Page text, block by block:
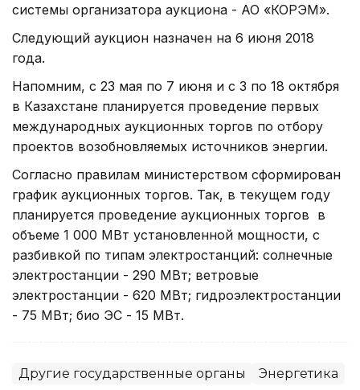
системы организатора аукциона - АО «КОРЭМ».
Следующий аукцион назначен на 6 июня 2018
года.
Напомним, с 23 мая по 7 июня и с 3 по 18 октября
в Казахстане планируется проведение первых
международных аукционных торгов по отбору
проектов возобновляемых источников энергии.
Согласно правилам министерством сформирован
график аукционных торгов. Так, в текущем году
планируется проведение аукционных торгов в
объеме 1 000 МВт установленной мощности, с
разбивкой по типам электростанций: солнечные
электростанции - 290 МВт; ветровые
электростанции - 620 МВт; гидроэлектростанции
- 75 МВт; био ЭС - 15 МВт.
Другие государственные органы Энергетика